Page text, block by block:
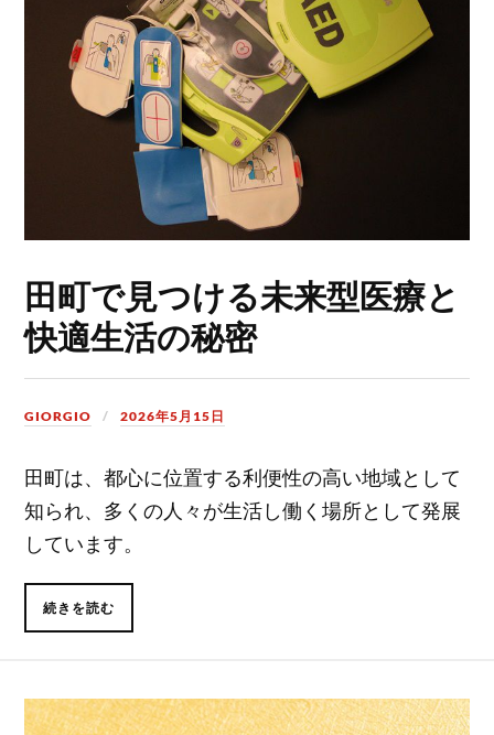
田町で見つける未来型医療と
快適生活の秘密
GIORGIO 2026年5月15日
田町は、都心に位置する利便性の高い地域として
知られ、多くの人々が生活し働く場所として発展
しています。
続きを読む